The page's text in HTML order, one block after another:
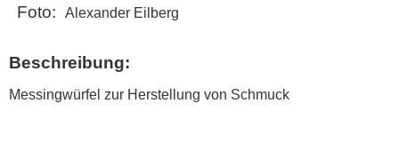
Foto: Alexander Eilberg
Beschreibung:
Messingwürfel zur Herstellung von Schmuck